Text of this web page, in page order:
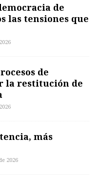
de
las tensiones que
de
la restitución de
más
2026